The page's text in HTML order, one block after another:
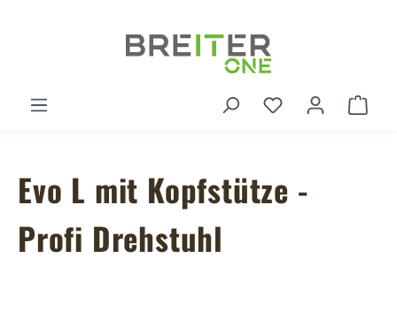
Du hast 0
Evo L mit Kopfstütze -
Profi Drehstuhl